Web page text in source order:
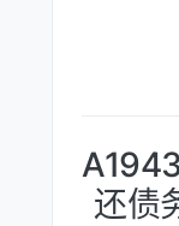
还债